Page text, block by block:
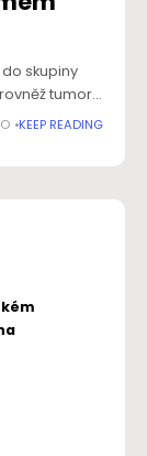
skupiny
tumory
hltanu.
KEEP READING